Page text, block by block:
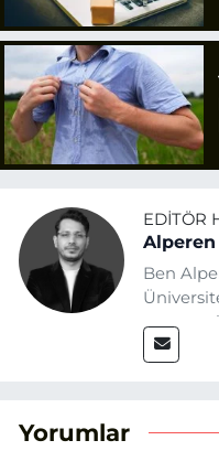
EDITÖR
Alperen
Ben
mezun
Yorumlar